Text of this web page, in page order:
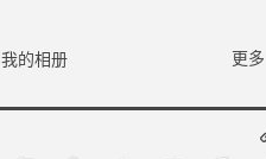
我的相册 更多